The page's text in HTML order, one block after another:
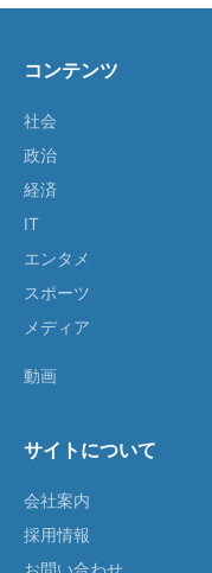
コンテンツ
社会
政治
経済
IT
エンタメ
スポーツ
メディア
動画
サイトについて
会社案内
採用情報
お問い合わせ